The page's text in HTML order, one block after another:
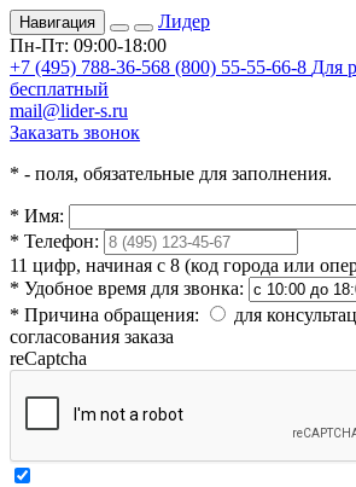
Навигация
Лидер
Пн-Пт: 09:00-18:00
+7 (495) 788-36-568 (800) 55-55-66-8 Для
бесплатный
mail@lider-s.ru
Заказать звонок
* - поля, обязательные для заполнения.
* Имя:
* Телефон:
11 цифр, начиная с 8 (код города или
* Удобное время для звонка:
* Причина обращения: для
согласования заказа
reCaptcha